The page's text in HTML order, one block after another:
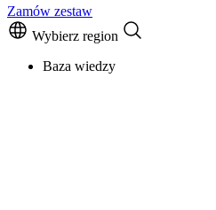
Zamów zestaw
Wybierz region
Baza wiedzy